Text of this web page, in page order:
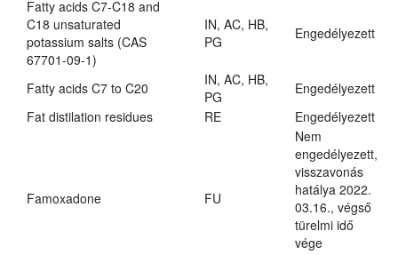
Fatty acids C7-C18 and
C18 unsaturated
potassium salts (CAS
67701-09-1)
IN, AC, HB,
PG
Engedélyezett
Fatty acids C7 to C20
IN, AC, HB,
PG
Engedélyezett
Fat distilation residues
RE Engedélyezett
Famoxadone FU
Nem
engedélyezett,
visszavonás
hatálya 2022.
03.16., végső
türelmi idő
vége